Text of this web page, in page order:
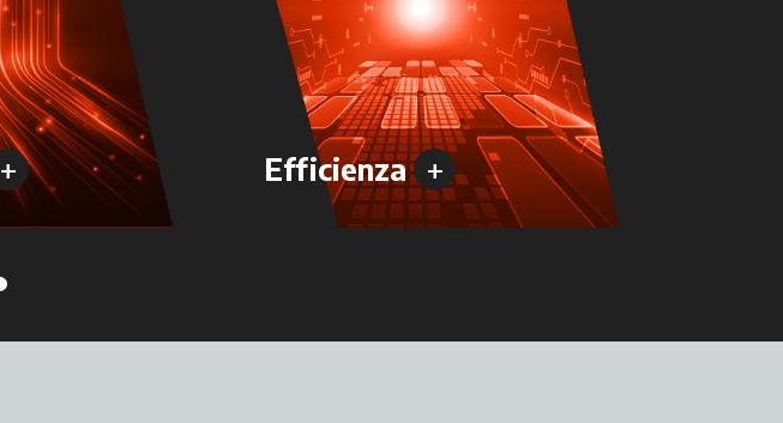
+ Efficienza +